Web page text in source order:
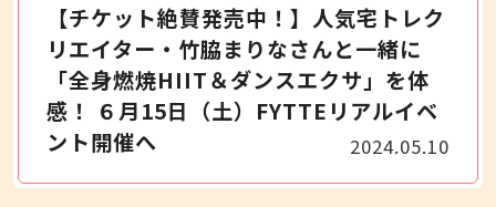
【チケット絶賛発売中！】人気宅トレク
リエイター・竹脇まりなさんと一緒に
「全身燃焼HIIT＆ダンスエクサ」を体
感！ ６月15日（土）FYTTEリアルイベ
ント開催へ
2024.05.10